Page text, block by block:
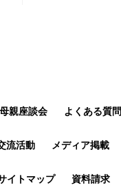
親座談会 よくある質問
流活動 メディア掲載
イトマップ 資料請求